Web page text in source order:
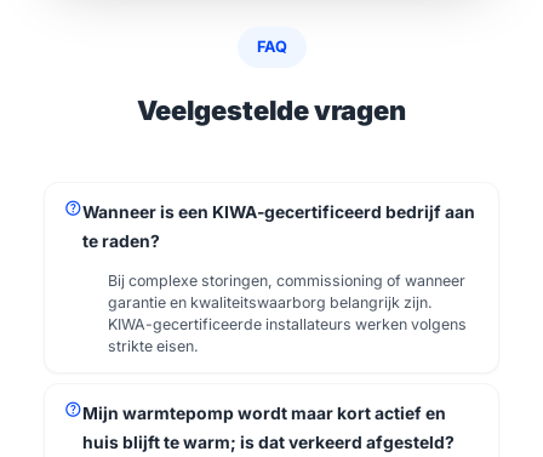
FAQ
Veelgestelde vragen
helpWanneer is een KIWA-gecertificeerd bedrijf aan
te raden?
Bij complexe storingen, commissioning of wanneer
garantie en kwaliteitswaarborg belangrijk zijn.
KIWA-gecertificeerde installateurs werken volgens
strikte eisen.
helpMijn warmtepomp wordt maar kort actief en
huis blijft te warm; is dat verkeerd afgesteld?